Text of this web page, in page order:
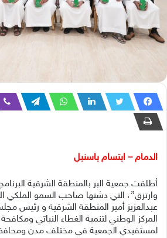
الدمام – ابتسام باسنبل
أطلقت جمعية البر بالمنطقة الشرقية
وارتزق”، التي دشنها صاحب السمو الملكي
عبدالعزيز أمير المنطقة الشرقية و رئيس
المركز الوطني لتنمية الغطاء النباتي
لمستفيدي الجمعية في مختلف مدن